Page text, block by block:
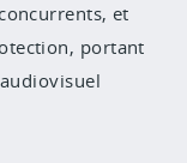
et
portant